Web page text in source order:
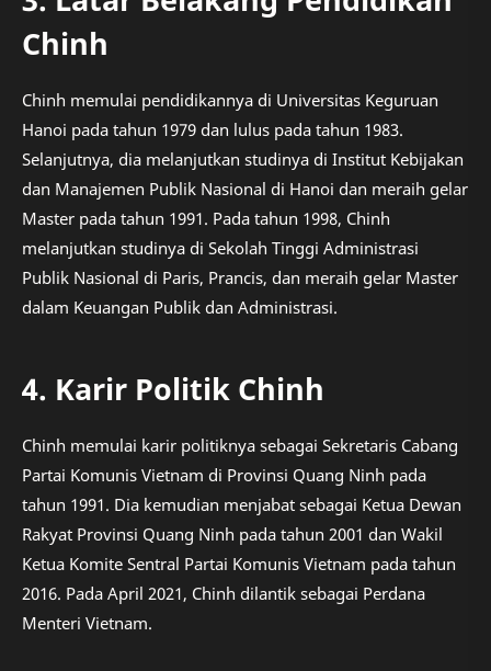
Chinh
Chinh memulai pendidikannya di Universitas Keguruan
Hanoi pada tahun 1979 dan lulus pada tahun 1983.
Selanjutnya, dia melanjutkan studinya di Institut Kebijakan
dan Manajemen Publik Nasional di Hanoi dan meraih gelar
Master pada tahun 1991. Pada tahun 1998, Chinh
melanjutkan studinya di Sekolah Tinggi Administrasi
Publik Nasional di Paris, Prancis, dan meraih gelar Master
dalam Keuangan Publik dan Administrasi.
4. Karir Politik Chinh
Chinh memulai karir politiknya sebagai Sekretaris Cabang
Partai Komunis Vietnam di Provinsi Quang Ninh pada
tahun 1991. Dia kemudian menjabat sebagai Ketua Dewan
Rakyat Provinsi Quang Ninh pada tahun 2001 dan Wakil
Ketua Komite Sentral Partai Komunis Vietnam pada tahun
2016. Pada April 2021, Chinh dilantik sebagai Perdana
Menteri Vietnam.